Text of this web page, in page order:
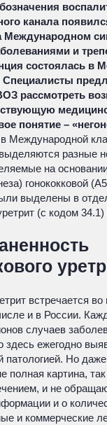
канала
Международном
и
состоялась в
Специалисты
рассмотреть
понятие –
Международной
разные
на
гонококковой
выделены в
(с кодом
встречается во
и в России.
случаев
здесь ежегодно
патологией. Но
полная картина,
и не
и о
и коммерческие